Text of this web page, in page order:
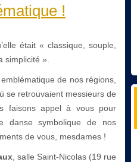
!
était « classique, souple,
simplicité ».
de nos régions,
se retrouvaient messieurs de
faisons appel à vous pour
danse symbolique de nos
de vous, mesdames !
, salle Saint-Nicolas (19 rue